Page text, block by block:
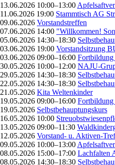
13.06.2026 10:00–13:00
11.06.2026 19:00 Stammtisch AG
09.06.2026 Vorstandstreffen
07.06.2026 14:00 "Willkommen!
05.06.2026 14:30–18:30
03.06.2026 19:00 Vorstandsitzung
03.06.2026 09:00–16:00 Fortbildung
30.05.2026 10:00–12:00 NAJU-
29.05.2026 14:30–18:30
22.05.2026 14:30–18:30
21.05.2026 Kita Weltenkinder
19.05.2026 09:00–16:00 Fortbildung
19.05.2026 Selbstbehauptungskurs
16.05.2026 10:00
13.05.2026 09:00–11:30
12.05.2026 Vorstand- u. Aktiven-
09.05.2026 10:00–13:00
08.05.2026 15:00–17:00 Lachfalten
08.05.2026 14:30–18:30